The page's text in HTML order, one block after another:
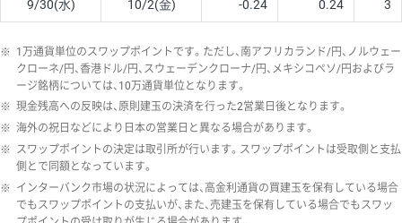
9/30(水) 10/2(金) -0.24 0.24 3
※ 1万通貨単位のスワップポイントです。ただし、南アフリカランド/円、ノルウェー
クローネ/円、香港ドル/円、スウェーデンクローナ/円、メキシコペソ/円およびラ
ージ銘柄については、10万通貨単位となります。
※ 現金残高への反映は、原則建玉の決済を行った2営業日後となります。
※ 海外の祝日などにより日本の営業日と異なる場合があります。
※ スワップポイントの決定は取引所が行います。スワップポイントは受取側と支払
側とで同額となっています。
※ インターバンク市場の状況によっては、高金利通貨の買建玉を保有している場合
でもスワップポイントの支払いが、また、売建玉を保有している場合でもスワッ